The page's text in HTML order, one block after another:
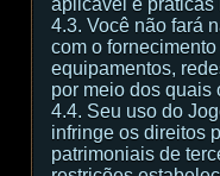
aplicável e práticas
4.3. Você não fará
com o
equipamentos,
por meio dos quais
4.4. Seu uso do
infringe os direitos
patrimoniais de